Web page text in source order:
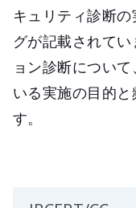
キュリティ診断
グが記載されて
ョン診断につい
いる実施の目的
す。